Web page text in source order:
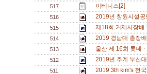
517 이테니스[2]
516 2019년 창원시설
515 제18회 거제시장
514 2019 경남대 총장
513 울산 제 16회 롯데
512 2019년 추계 부산
511 2019 3th kim's 전